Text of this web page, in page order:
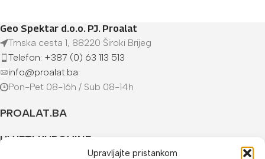
Upravljajte pristankom
Geo Spektar d.o.o. PJ. Proalat
Trnska cesta 1, 88220 Široki Brijeg
Telefon: +387 (0) 63 113 513
info@proalat.ba
Pon-Pet 08-16h / Sub 08-14h
PROALAT.BA
UVJETI KUPOVINE